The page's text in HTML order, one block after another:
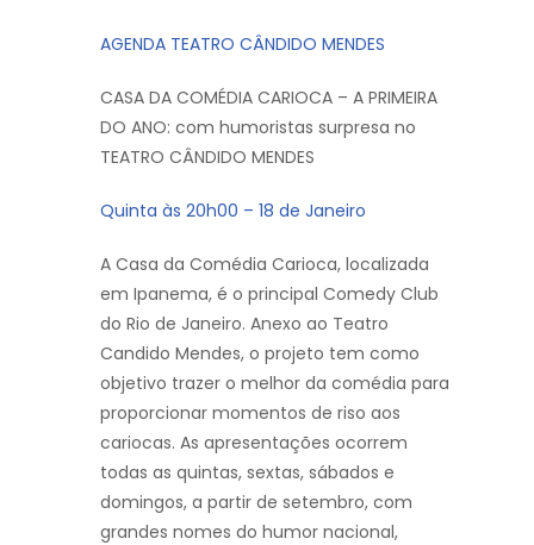
AGENDA TEATRO CÂNDIDO MENDES
CASA DA COMÉDIA CARIOCA – A PRIMEIRA
DO ANO: com humoristas surpresa no
TEATRO CÂNDIDO MENDES
Quinta às 20h00 – 18 de Janeiro
A Casa da Comédia Carioca, localizada
em Ipanema, é o principal Comedy Club
do Rio de Janeiro. Anexo ao Teatro
Candido Mendes, o projeto tem como
objetivo trazer o melhor da comédia para
proporcionar momentos de riso aos
cariocas. As apresentações ocorrem
todas as quintas, sextas, sábados e
domingos, a partir de setembro, com
grandes nomes do humor nacional,